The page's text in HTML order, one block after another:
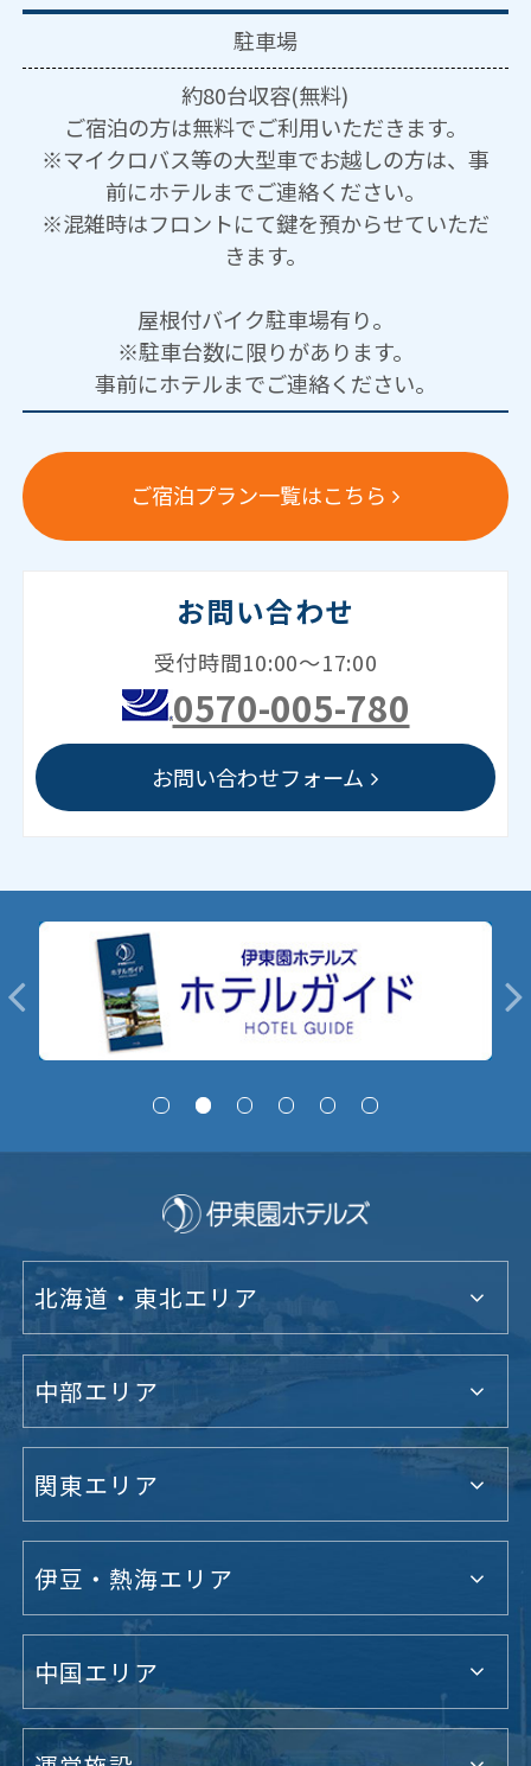
駐車場
約80台収容(無料)
ご宿泊の方は無料でご利用いただきます。
※マイクロバス等の大型車でお越しの方は、事
前にホテルまでご連絡ください。
※混雑時はフロントにて鍵を預からせていただ
きます。
屋根付バイク駐車場有り。
※駐車台数に限りがあります。
事前にホテルまでご連絡ください。
ご宿泊プラン一覧はこちら
お問い合わせ
受付時間10:00～17:00
0570-005-780
お問い合わせフォーム
北海道・東北エリア
中部エリア
関東エリア
伊豆・熱海エリア
中国エリア